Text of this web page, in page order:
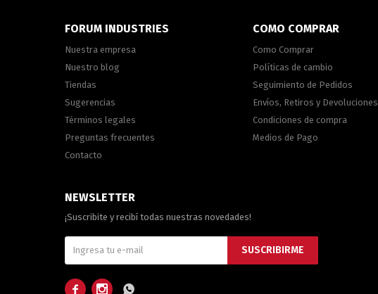
FORUM INDUSTRIES
Nuestra empresa
Nuestro blog
Tiendas
Sugerencias
Términos legales
Preguntas frecuentes
Contacto
COMO COMPRAR
Como Comprar
Políticas de cambio
Seguimiento de Pedidos
Envíos, Retiros y Devoluciones
Condiciones de compra
Medios de Pago
NEWSLETTER
¡Suscribite y recibí todas nuestras novedades!
SUSCRIBIRME
  